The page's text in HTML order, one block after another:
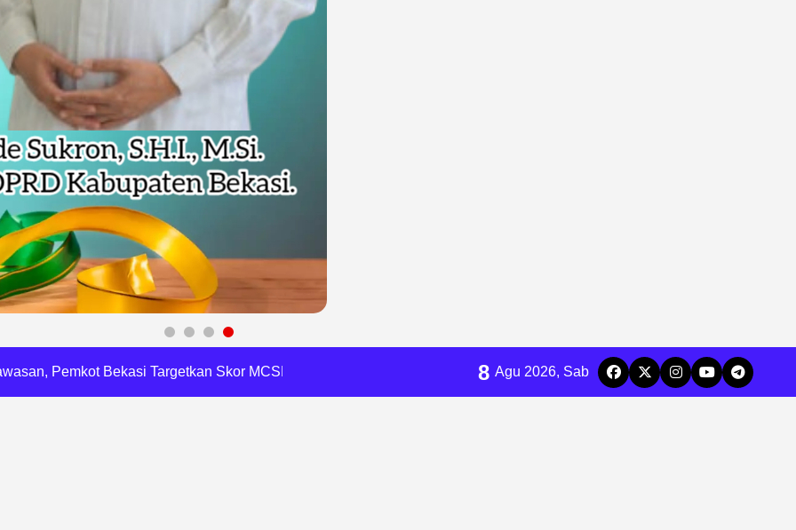
Kali Cileungsi, Kualitas Air Lampaui Baku Mutu
Matematika Internasional di Malaysia
Tata Kelola Minyak ke Penuntut Umum
Undangan HUT RI dari Presiden Prabowo
Pilkades Jejalen Jaya, Serukan Pemilu Damai
Tirta Patriot Minta Maaf atas Penurunan Kualitas Air
Pemkot Bekasi Targetkan Skor MCSP KPK Naik
Harli Siregar Perkuat SDM Penegak Hukum 8 Agu 2026, Sab